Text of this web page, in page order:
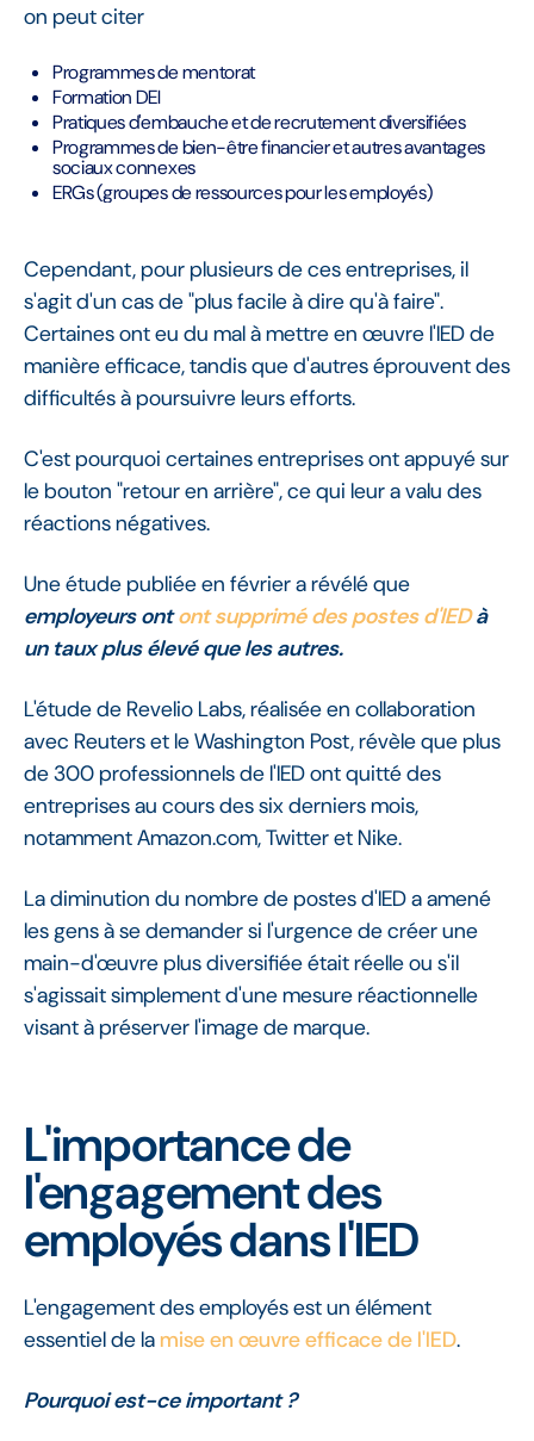
on peut citer
Programmes de mentorat
Formation DEI
Pratiques d'embauche et de recrutement diversifiées
Programmes de bien-être financier et autres avantages
sociaux connexes
ERGs (groupes de ressources pour les employés)
Cependant, pour plusieurs de ces entreprises, il
s'agit d'un cas de "plus facile à dire qu'à faire".
Certaines ont eu du mal à mettre en œuvre l'IED de
manière efficace, tandis que d'autres éprouvent des
difficultés à poursuivre leurs efforts.
C'est pourquoi certaines entreprises ont appuyé sur
le bouton "retour en arrière", ce qui leur a valu des
réactions négatives.
Une étude publiée en février a révélé que
employeurs ontont supprimé des postes d'IEDà
un taux plus élevé que les autres.
L'étude de Revelio Labs, réalisée en collaboration
avec Reuters et le Washington Post, révèle que plus
de 300 professionnels de l'IED ont quitté des
entreprises au cours des six derniers mois,
notamment Amazon.com, Twitter et Nike.
La diminution du nombre de postes d'IED a amené
les gens à se demander si l'urgence de créer une
main-d'œuvre plus diversifiée était réelle ou s'il
s'agissait simplement d'une mesure réactionnelle
visant à préserver l'image de marque.
L'importance de
l'engagement des
employés dans l'IED
L'engagement des employés est un élément
essentiel de lamise en œuvre efficace de l'IED.
Pourquoi est-ce important ?